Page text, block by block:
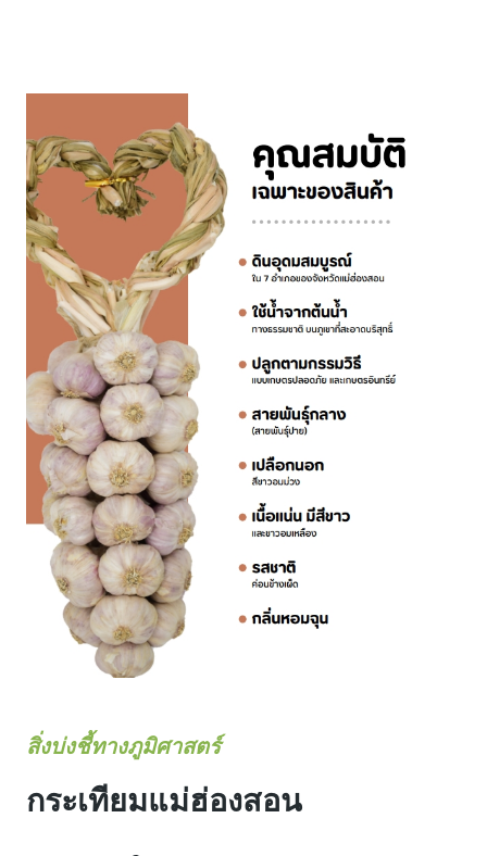
สิ่งบ่งชี้ทางภูมิศาสตร์
กระเทียมแม่ฮ่องสอน